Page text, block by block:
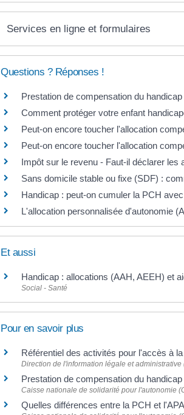
Services en ligne et formulaires
Questions ? Réponses !
Prestation de compensation du
Comment protéger votre enfant
Peut-on encore toucher l'allocation
Peut-on encore toucher l'allocation
Impôt sur le revenu - Faut-il déclarer
Sans domicile stable ou fixe (SDF) :
Handicap : peut-on cumuler la PCH
L'allocation personnalisée d'autonomie
Et aussi
Handicap : allocations (AAH, AEEH) et
Social - Santé
Pour en savoir plus
Référentiel des activités pour l'accès à
Direction de l'information légale et
Prestation de compensation du
Caisse nationale de solidarité pour l'autonomie
Quelles différences entre la PCH et